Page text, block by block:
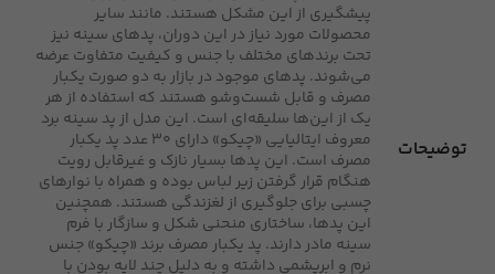
توضیحات
پیشگیری از این مشکل هستند. مانند سایر
محصولات مورد نیاز در این دوران، پدهای سینه نیز
تحت برندهای مختلف با جنس و کیفیت متفاوت عرضه
می‌شوند. پدهای موجود در بازار به دو صورت یکبار
مصرف و قابل شست‌و‌شو هستند که استفاده از هر
یک از این‌ها سلیقه‌ای است. این مدل از پد سینه برد
معروف ایتالیایی «چیکو» دارای 30 عدد پد یکبار
مصرف است. این پدها بسیار نازک و غیر‌قابل رویت
هنگام قرار گرفتن زیر لباس بوده و همراه با نوارهای
چسبی برای جلوگیری از لغزندگی هستند. همچنین
این پدها، ساختاری منحنی شکل و سازگار با فرم
سینه مادر دارند. پد یکبار مصرف برند «چیکو» جنس
نرم و ابریشمی داشته و به دلیل چند لایه بودن با